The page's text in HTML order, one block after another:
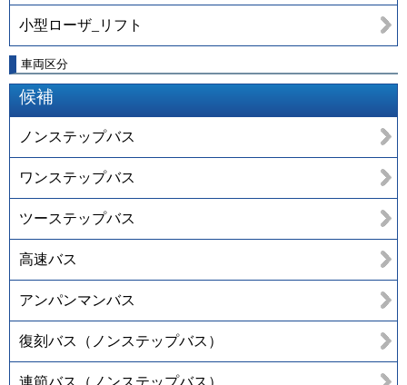
小型ローザ_リフト
車両区分
候補
ノンステップバス
ワンステップバス
ツーステップバス
高速バス
アンパンマンバス
復刻バス（ノンステップバス）
連節バス（ノンステップバス）